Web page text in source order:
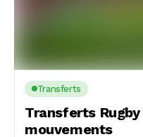
Transferts
Transferts
mouvements